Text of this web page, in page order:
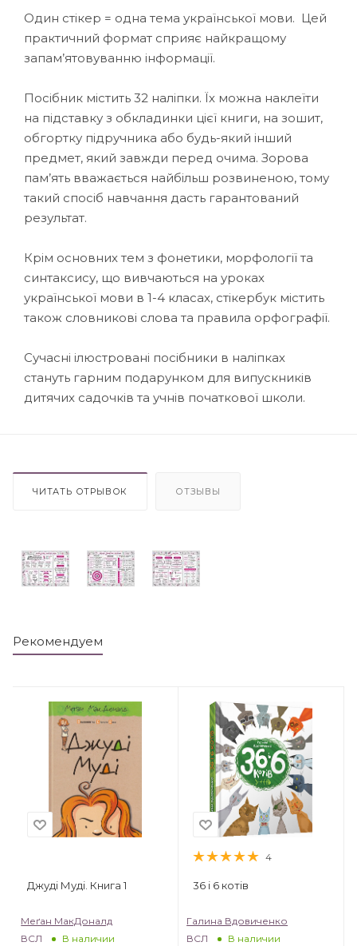
Один стікер = одна тема української мови. Цей
практичний формат сприяє найкращому
запам’ятовуванню інформації.
Посібник містить 32 наліпки. Їх можна наклеїти
на підставку з обкладинки цієї книги, на зошит,
обгортку підручника або будь-який інший
предмет, який завжди перед очима. Зорова
пам’ять вважається найбільш розвиненою, тому
такий спосіб навчання дасть гарантований
результат.
Крім основних тем з фонетики, морфології та
синтаксису, що вивчаються на уроках
української мови в 1-4 класах, стікербук містить
також словникові слова та правила орфографії.
Сучасні ілюстровані посібники в наліпках
стануть гарним подарунком для випускників
дитячих садочків та учнів початкової школи.
ЧИТАТЬ ОТРЫВОК ОТЗЫВЫ
Рекомендуем
Джуді Муді. Книга 1
Меґан МакДоналд
ВСЛ
В наличии
4
36 і 6 котів
Галина Вдовиченко
ВСЛ
В наличии